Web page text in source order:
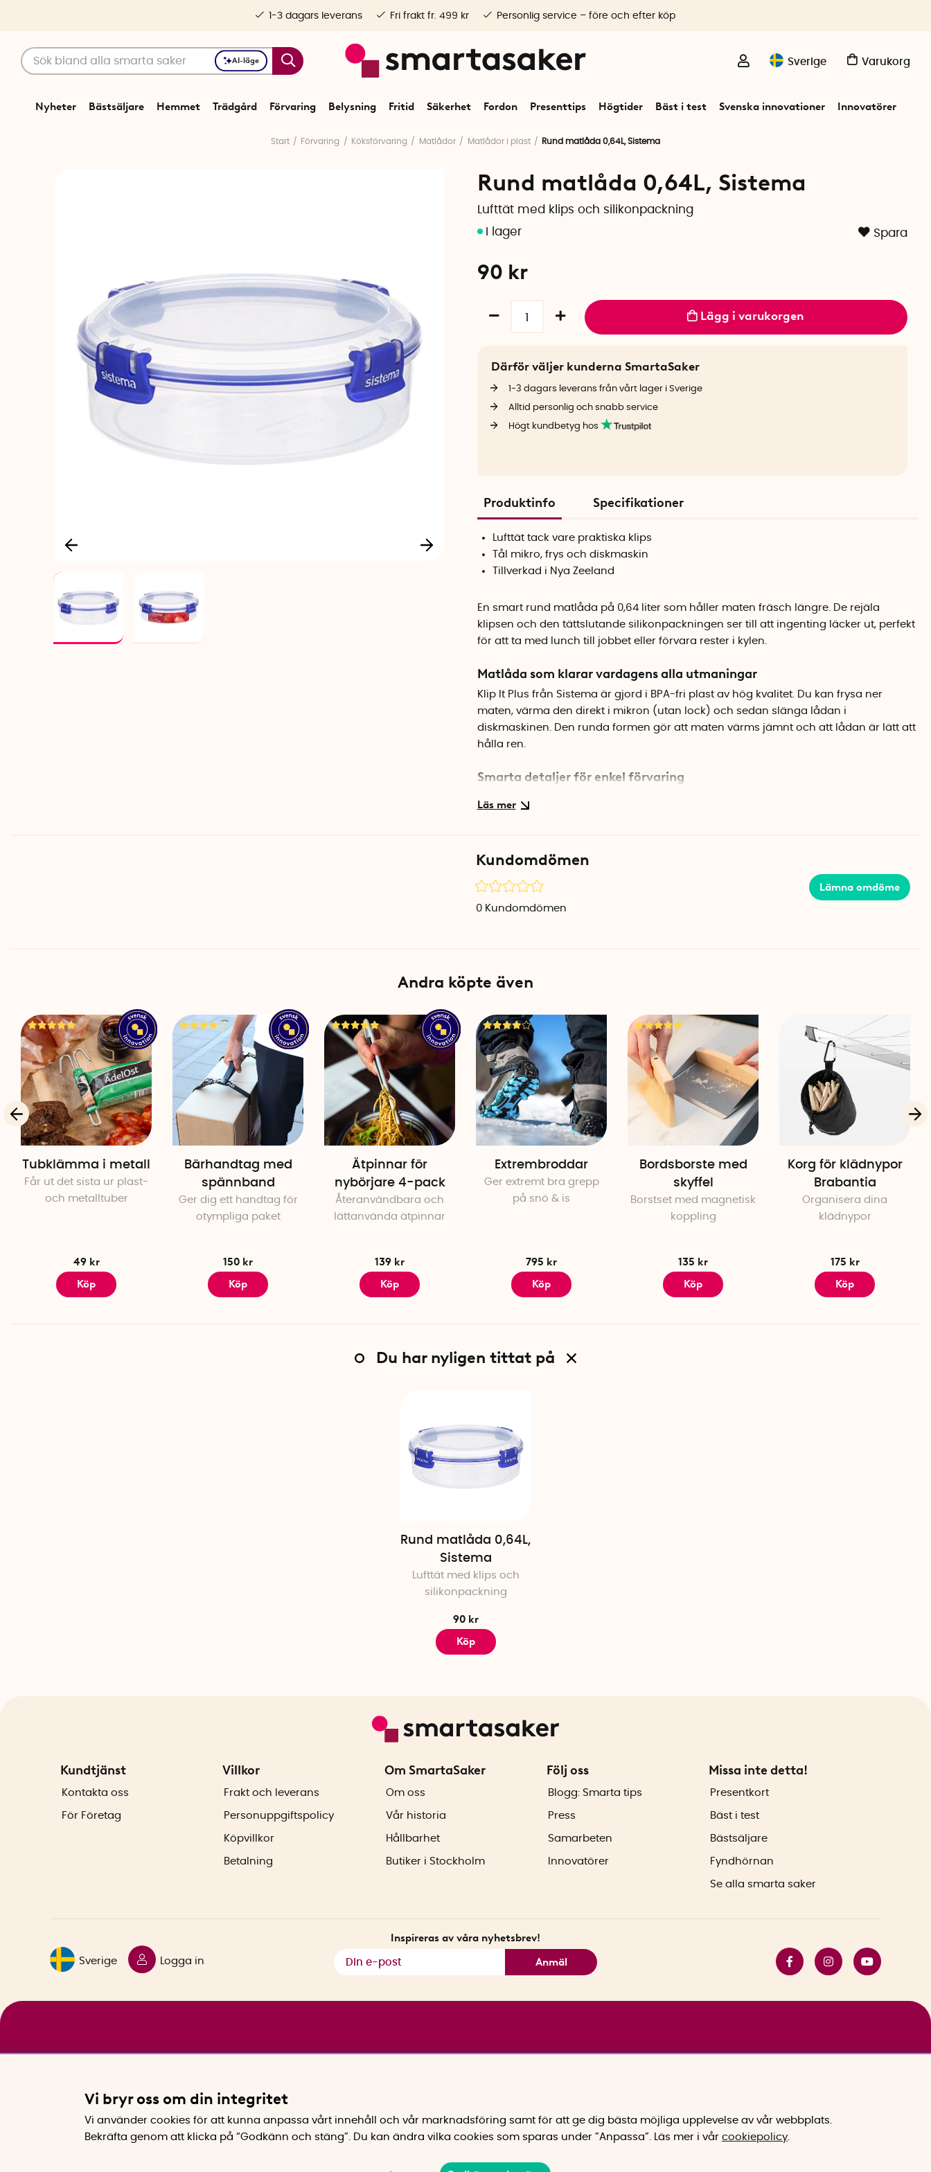
AI-läge Sverige Varukorg
Nyheter Bästsäljare Hemmet Trädgård Förvaring Belysning Fritid Säkerhet Fordon Presenttips Högtider Bäst i test Svenska innovationer Innovatörer
1-3 dagars leverans Fri frakt fr. 499 kr Personlig service – före och efter köp
Start Förvaring Köksförvaring Matlådor Matlådor i plast Rund matlåda 0,64L, Sistema
Rund matlåda 0,64L, Sistema
Lufttät med klips och silikonpackning
Spara
90 kr
Lägg i varukorgen
Därför väljer kunderna SmartaSaker
1-3 dagars leverans från vårt lager i Sverige
Alltid personlig och snabb service
Högt kundbetyg hos
Produktinfo Specifikationer
Lufttät tack vare praktiska klips
Tål mikro, frys och diskmaskin
Tillverkad i Nya Zeeland
En smart rund matlåda på 0,64 liter som håller maten fräsch längre. De rejäla
klipsen och den tättslutande silikonpackningen ser till att ingenting läcker ut, perfekt
för att ta med lunch till jobbet eller förvara rester i kylen.
Matlåda som klarar vardagens alla utmaningar
Klip It Plus från Sistema är gjord i BPA-fri plast av hög kvalitet. Du kan frysa ner
maten, värma den direkt i mikron (utan lock) och sedan slänga lådan i
diskmaskinen. Den runda formen gör att maten värms jämnt och att lådan är lätt att
hålla ren.
Smarta detaljer för enkel förvaring
Specifikationer
Volym: 0,64 liter
Mått: Ø 17 x H 5,8 cm
Material: BPA-fri plast
Kundomdömen
Lämna omdöme
0 Kundomdömen
Andra köpte även
Tubklämma i metall
Får ut det sista ur plast-
och metalltuber
49 kr
Köp
Bärhandtag med
spännband
Ger dig ett handtag för
otympliga paket
150 kr
Köp
Ätpinnar för
nybörjare 4-pack
Återanvändbara och
lättanvända ätpinnar
139 kr
Köp
Extrembroddar
Ger extremt bra grepp
på snö & is
795 kr
Köp
Bordsborste med
skyffel
Borstset med magnetisk
koppling
135 kr
Köp
Korg för klädnypor
Brabantia
Organisera dina
klädnypor
175 kr
Köp
Du har nyligen tittat på
Rund matlåda 0,64L,
Sistema
Lufttät med klips och
silikonpackning
90 kr
Köp
Kundtjänst
Kontakta oss
För Företag
Villkor
Frakt och leverans
Personuppgiftspolicy
Köpvillkor
Betalning
Om SmartaSaker
Om oss
Vår historia
Hållbarhet
Butiker i Stockholm
Följ oss
Blogg: Smarta tips
Press
Samarbeten
Innovatörer
Missa inte detta!
Presentkort
Bäst i test
Bästsäljare
Fyndhörnan
Se alla smarta saker
Sverige Logga in
Inspireras av våra nyhetsbrev!
Anmäl
Vi bryr oss om din integritet
Vi använder cookies för att kunna anpassa vårt innehåll och vår marknadsföring samt för att ge dig bästa möjliga upplevelse av vår webbplats.
Bekräfta genom att klicka på “Godkänn och stäng”. Du kan ändra vilka cookies som sparas under ”Anpassa”.
Läs mer i vår cookiepolicy